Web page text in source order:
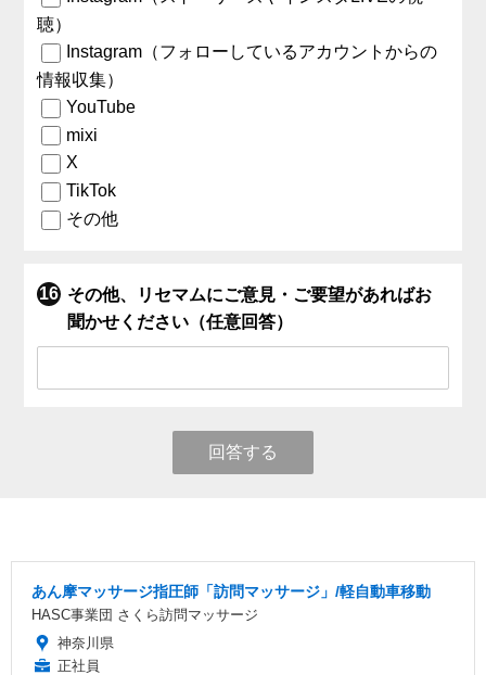
聴）
Instagram（フォローしているアカウントからの
情報収集）
YouTube
mixi
X
TikTok
その他
その他、リセマムにご意見・ご要望があればお
聞かせください（任意回答）
回答する
あん摩マッサージ指圧師「訪問マッサージ」/軽自動車移動
HASC事業団 さくら訪問マッサージ
神奈川県
正社員